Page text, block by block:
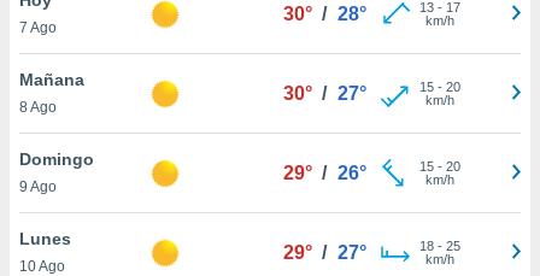
en
más
nuestra
de
7 Ago
30° / 28° 13- 17
km/h
Mañana
8 Ago
30° / 27° 15- 20
km/h
Domingo
9 Ago
29° / 26° 15- 20
km/h
Lunes
10 Ago
29° / 27° 18- 25
km/h